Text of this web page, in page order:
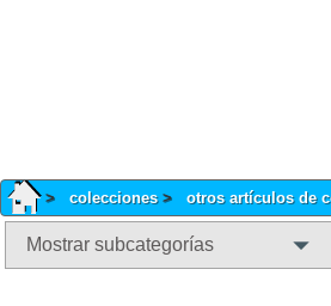
colecciones otros artículos de
Mostrar subcategorías